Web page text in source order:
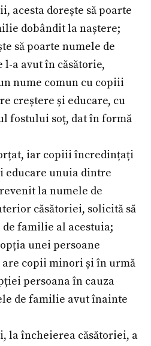
acesta dorește să poarte
dobândit la naștere;
să poarte numele de
a avut în căsătorie,
nume comun cu copiii
creștere și educare, cu
fostului soț, dat în formă
iar copiii încredințați
educare unuia dintre
la numele de
căsătoriei, solicită să
familie al acestuia;
unei persoane
are copii minori și în urmă
persoana în cauza
de familie avut înainte
la încheierea căsătoriei, a